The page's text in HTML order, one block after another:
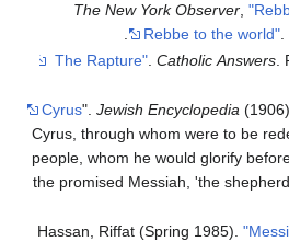
The New York Observer ,
Rebbe to the world"
.Catholic Answers
Cyrus".Jewish Encyclopedia
Cyrus, through whom were to be
people, whom he would glorify
the promised Messiah, 'the
Hassan, Riffat (Spring 1985).